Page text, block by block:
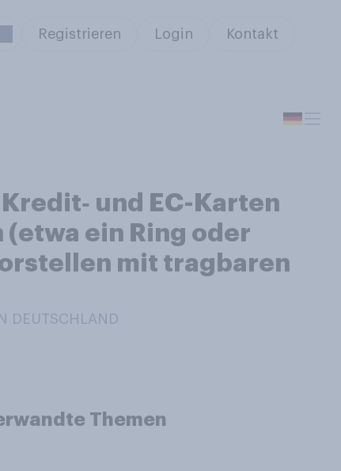
Registrieren Login Kontakt
und EC-Karten
ein Ring oder
mit tragbaren
DEUTSCHLAND
Themen